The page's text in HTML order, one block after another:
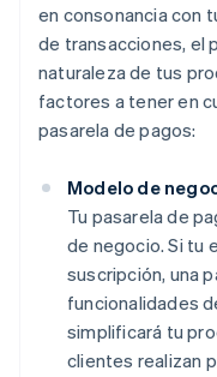
en consonancia con
de transacciones, el
naturaleza de tus
factores a tener en
pasarela de pagos:
Modelo de
Tu pasarela de
de negocio. Si tu
suscripción, una
funcionalidades
simplificará tu
clientes realizan